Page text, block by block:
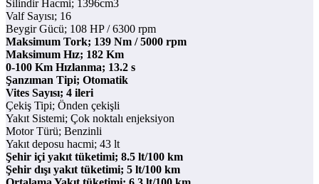
Silindir Hacmi; 1396cm3
Valf Sayısı; 16
Beygir Gücü; 108 HP / 6300 rpm
Maksimum Tork; 139 Nm / 5000 rpm
Maksimum Hız; 182 Km
0-100 Km Hızlanma; 13.2 s
Şanzıman Tipi; Otomatik
Vites Sayısı; 4 ileri
Çekiş Tipi; Önden çekişli
Yakıt Sistemi; Çok noktalı enjeksiyon
Motor Türü; Benzinli
Yakıt deposu hacmi; 43 lt
Şehir içi yakıt tüketimi; 8.5 lt/100 km
Şehir dışı yakıt tüketimi; 5 lt/100 km